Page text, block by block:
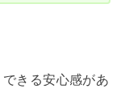
きる安心感があ